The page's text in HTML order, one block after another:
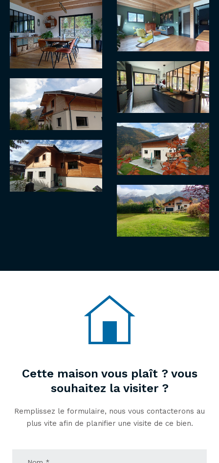
Cette maison vous plaît ? vous
souhaitez la visiter ?
Remplissez le formulaire, nous vous contacterons au
plus vite afin de planifier une visite de ce bien.